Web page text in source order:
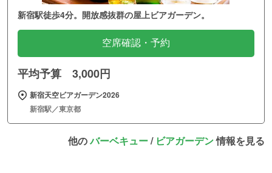
新宿駅徒歩4分。開放感抜群の屋上ビアガーデン。
空席確認・予約
平均予算 3,000円
新宿天空ビアガーデン2026
新宿駅／東京都
他のバーベキュー/ ビアガーデン情報を見る